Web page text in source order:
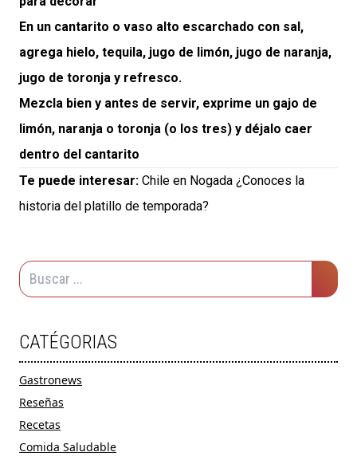
En un cantarito o vaso alto escarchado con sal,
agrega hielo, tequila, jugo de limón, jugo de naranja,
jugo de toronja y refresco.
Mezcla bien y antes de servir, exprime un gajo de
limón, naranja o toronja (o los tres) y déjalo caer
dentro del cantarito
Te puede interesar: Chile en Nogada ¿Conoces la
historia del platillo de temporada?
CATÉGORIAS
Gastronews
Reseñas
Recetas
Comida Saludable